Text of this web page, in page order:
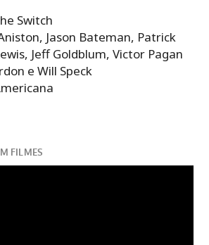
Switch
Jason Bateman, Patrick
Jeff Goldblum, Victor Pagan
e Will Speck